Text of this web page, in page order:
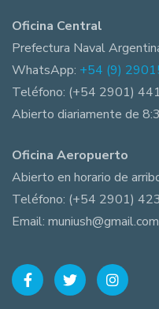
Oficina Central
Prefectura Naval
WhatsApp: +54 (9)
Teléfono: (+54 2901)
Abierto diariamente de
Oficina Aeropuerto
Abierto en horario de
Teléfono: (+54 2901)
Email: muniush@gmail.com